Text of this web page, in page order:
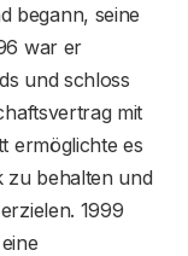
begann, seine
war er
und schloss
mit
ermöglichte es
zu behalten und
1999